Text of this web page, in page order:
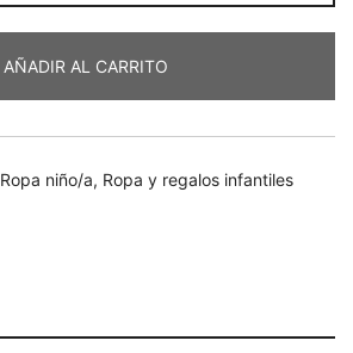
viscosa
larga
cantidad
AÑADIR AL CARRITO
Ropa niño/a, Ropa y regalos infantiles